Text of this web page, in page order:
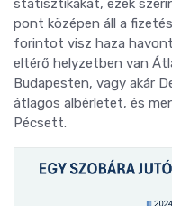
pont középen áll a
forintot visz haza
eltérő helyzetben van
Budapesten, vagy akár
átlagos albérletet, és
Pécsett.